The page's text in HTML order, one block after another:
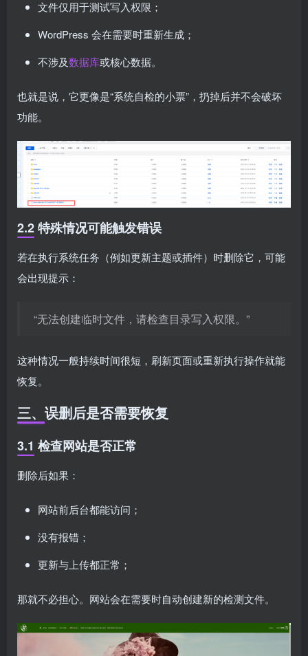
文件仅用于测试写入权限；
WordPress 会在需要时重新生成；
不涉及数据库或核心数据。
也就是说，它更像是“系统自检的小票”，扔掉后并不会破坏
功能。
2.2 特殊情况可能触发错误
若在执行系统任务（例如更新主题或插件）时删除它，可能
会出现提示：
“无法创建临时文件，请检查目录写入权限。”
这种情况一般持续时间很短，刷新页面或重新执行操作就能
恢复。
三、误删后是否需要恢复
3.1 检查网站是否正常
删除后如果：
网站前后台都能访问；
没有报错；
更新与上传都正常；
那就不必担心。网站会在需要时自动创建新的检测文件。